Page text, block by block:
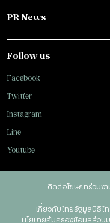
PR News
Follow us
Facebook
Twitter
Instagram
Line
Youtube
ติดต่อโฆษณาร่วมงา
เกี่ยวกับไทยรัฐมูลนิธิไ
นโยบายคุ้มครองข้อมูลส่วน